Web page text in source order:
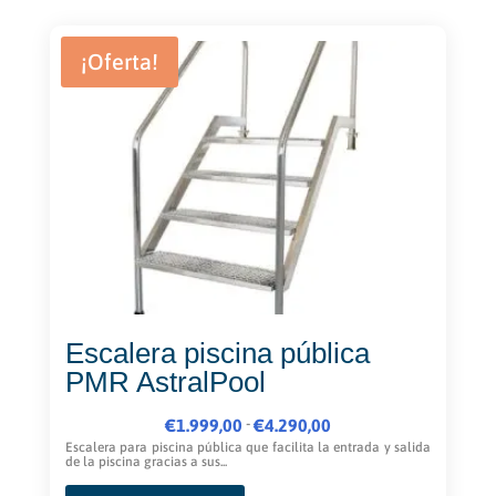
Las
opciones
pueden
elegir
en
página
producto
¡Oferta!
Escalera piscina pública
PMR AstralPool
€1.999,00 -€4.290,00
Rango
de
Escalera para piscina pública que facilita la entrada y salida
de la piscina gracias a sus...
Este